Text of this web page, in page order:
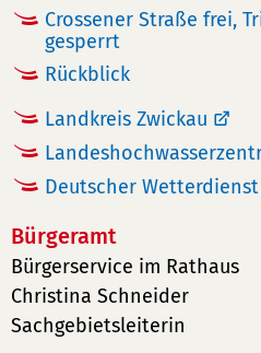
Crossener Straße frei,
gesperrt
Rückblick
Landkreis Zwickau
Deutscher Wetterdienst
Bürgeramt
Bürgerservice im Rathaus
Christina Schneider
Sachgebietsleiterin